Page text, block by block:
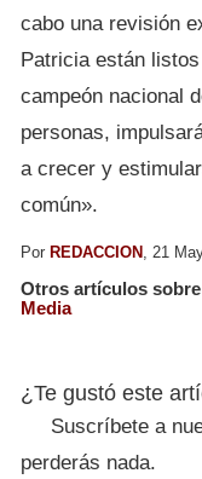
cabo una revisión
Patricia están
campeón nacional
personas,
a crecer y
común».
Por REDACCION , 21
Otros artículos sobre
Media
¿Te gustó este
Suscríbete a
perderás nada.